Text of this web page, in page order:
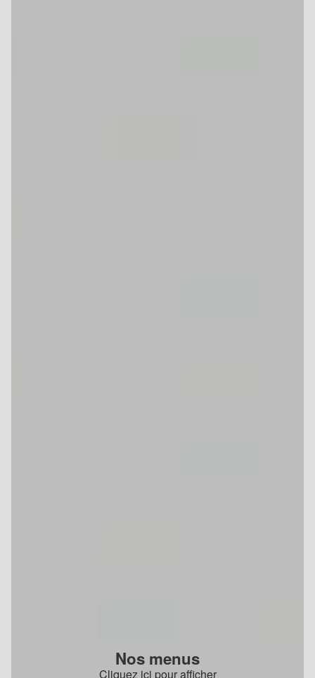
Nos menus
Cliquez ici pour afficher